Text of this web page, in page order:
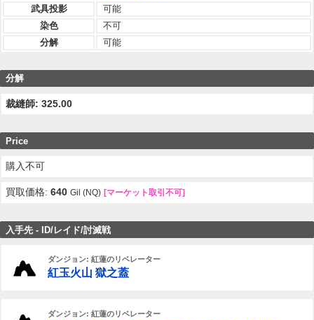
武具投影
可能
染色
不可
分解
可能
分解
裁縫師: 325.00
Price
購入不可
買取価格:640 Gil (NQ) [マーケット取引不可]
入手先 - ID/レイド/討滅戦
ダンジョン: 紅蓮のリベレーター
紅玉火山 獄之蓋
ダンジョン: 紅蓮のリベレーター